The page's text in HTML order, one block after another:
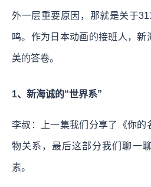
外一层重要原因，那就是关于
鸣。作为日本动画的接班人，
美的答卷。
1、新海诚的“世界系”
李叔：上一集我们分享了《你的
物关系，最后这部分我们聊一
素。